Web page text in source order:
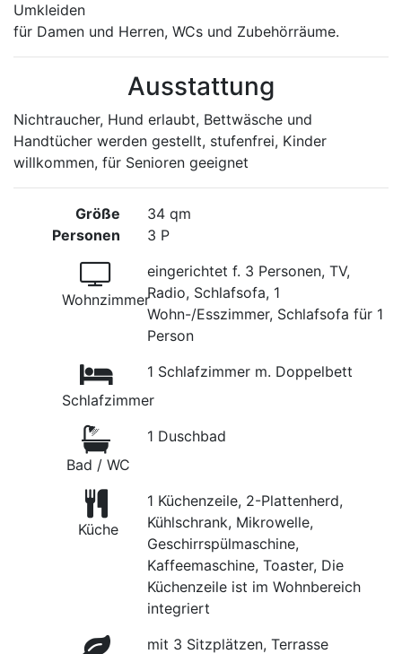
Umkleiden
für Damen und Herren, WCs und Zubehörräume.
Ausstattung
Nichtraucher, Hund erlaubt, Bettwäsche und
Handtücher werden gestellt, stufenfrei, Kinder
willkommen, für Senioren geeignet
Größe
Personen
34 qm
3 P
Wohnzimmer
eingerichtet f. 3 Personen, TV,
Radio, Schlafsofa, 1
Wohn-/Esszimmer, Schlafsofa für 1
Person
Schlafzimmer
1 Schlafzimmer m. Doppelbett
Bad / WC
1 Duschbad
Küche
1 Küchenzeile, 2-Plattenherd,
Kühlschrank, Mikrowelle,
Geschirrspülmaschine,
Kaffeemaschine, Toaster, Die
Küchenzeile ist im Wohnbereich
integriert
mit 3 Sitzplätzen, Terrasse